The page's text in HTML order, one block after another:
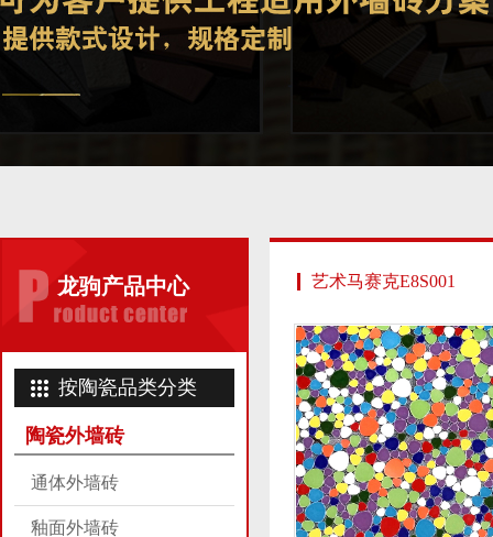
龙驹产品中心
按陶瓷品类分类
陶瓷外墙砖
通体外墙砖
釉面外墙砖
艺术马赛克E8S001